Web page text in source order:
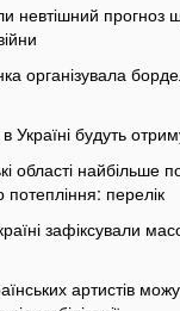
невтішний прогноз
організувала
Україні будуть
області найбільше
потепління: перелік
зафіксували
артистів